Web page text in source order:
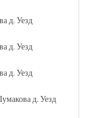
д. Уезд
д. Уезд
д. Уезд
д. Уезд